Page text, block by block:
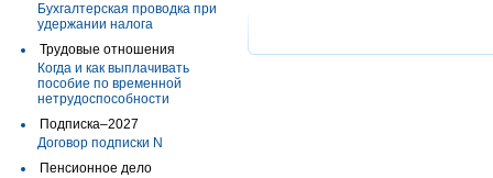
Бухгалтерская проводка при
удержании налога
Трудовые отношения
Когда и как выплачивать
пособие по временной
нетрудоспособности
Подписка–2027
Договор подписки N
Пенсионное дело